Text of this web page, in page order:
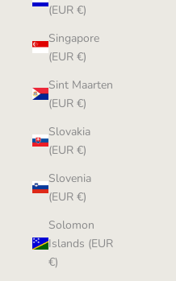
(EUR €)
Singapore
(EUR €)
Sint Maarten
(EUR €)
Slovakia
(EUR €)
Slovenia
(EUR €)
Solomon
Islands (EUR
€)